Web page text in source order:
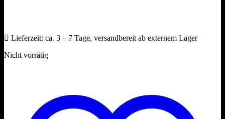
Lieferzeit: ca. 3 – 7 Tage, versandbereit ab externem Lager
Nicht vorrätig